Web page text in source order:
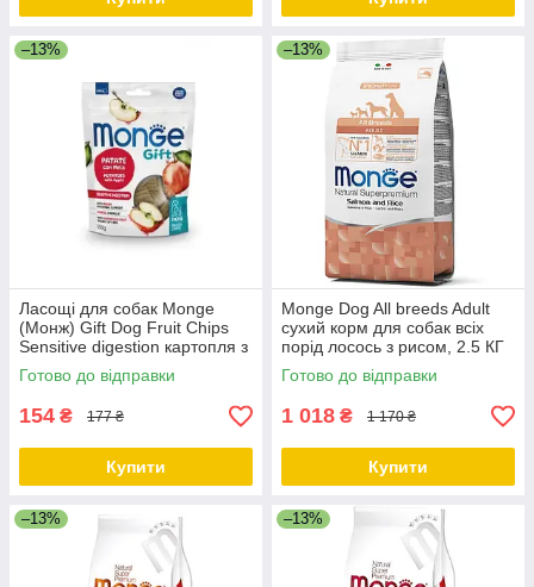
–13%
Ласощі для собак Monge
(Монж) Gift Dog Fruit Chips
Sensitive digestion картопля з
яблуком (веган) 150г
Готово до відправки
154 ₴ 177 ₴
Купити
–13%
Monge Dog All breeds Adult
сухий корм для собак всіх
порід лосось з рисом, 2.5 КГ
Готово до відправки
1 018 ₴ 1 170 ₴
Купити
–13% –13%